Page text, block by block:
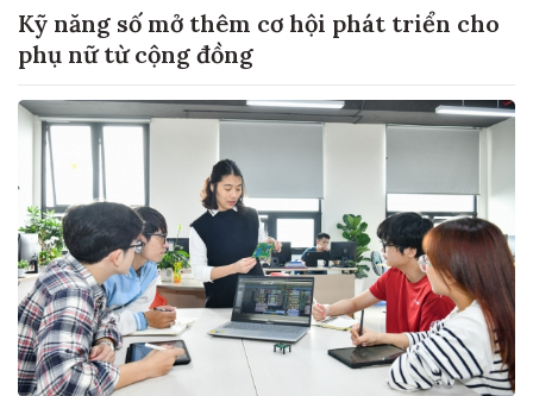
Kỹ năng số mở thêm cơ hội phát triển cho
phụ nữ từ cộng đồng